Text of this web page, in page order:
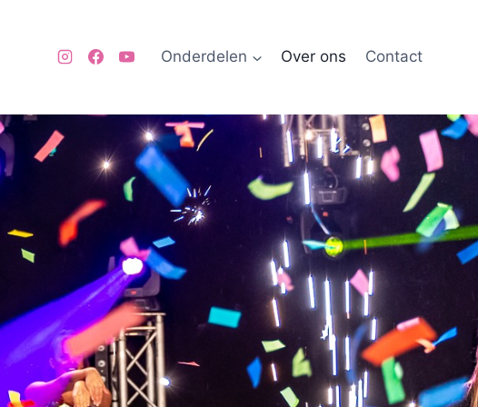
Onderdelen Over ons Contact